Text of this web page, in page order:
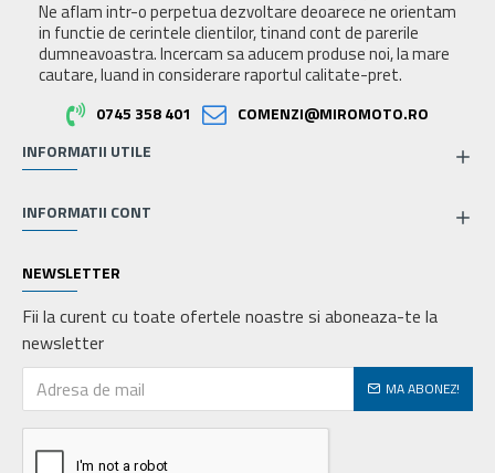
Ne aflam intr-o perpetua dezvoltare deoarece ne orientam
in functie de cerintele clientilor, tinand cont de parerile
dumneavoastra. Incercam sa aducem produse noi, la mare
cautare, luand in considerare raportul calitate-pret.
0745 358 401
COMENZI@MIROMOTO.RO
INFORMATII UTILE
INFORMATII CONT
NEWSLETTER
Fii la curent cu toate ofertele noastre si aboneaza-te la
newsletter
MA ABONEZ!